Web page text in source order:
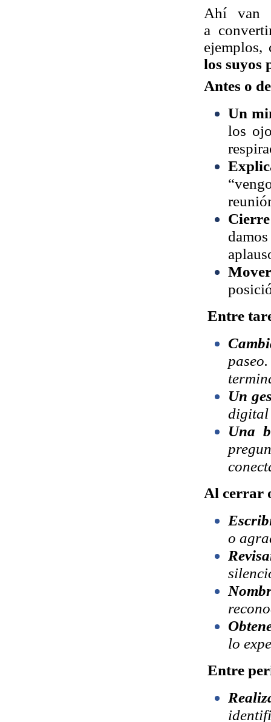
Ahí van
a
ejemplos,
los suyos
Antes o
Un
los
Entre
Un
digital
Una
Al cerrar
o
lo
Entre